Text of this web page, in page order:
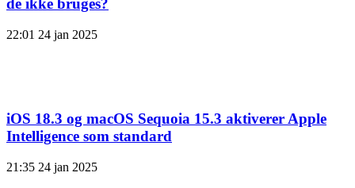
de ikke bruges?
22:01 24 jan 2025
iOS 18.3 og macOS Sequoia 15.3 aktiverer Apple
Intelligence som standard
21:35 24 jan 2025